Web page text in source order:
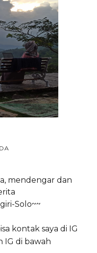
mendengar dan
Solo~~
kontak saya di IG
IG di bawah